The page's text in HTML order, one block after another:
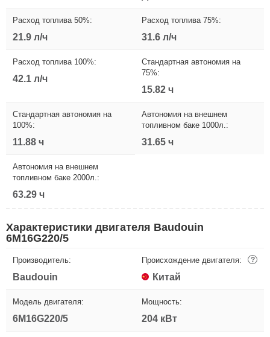
Расход топлива 50%:
21.9 л/ч
Расход топлива 75%:
31.6 л/ч
Расход топлива 100%:
42.1 л/ч
Стандартная автономия на
75%:
15.82 ч
Стандартная автономия на
100%:
11.88 ч
Автономия на внешнем
топливном баке 1000л.:
31.65 ч
Автономия на внешнем
топливном баке 2000л.:
63.29 ч
Характеристики двигателя Baudouin
6M16G220/5
Производитель:
Baudouin
Происхождение двигателя: ?
Китай
Модель двигателя:
6M16G220/5
Мощность:
204 кВт